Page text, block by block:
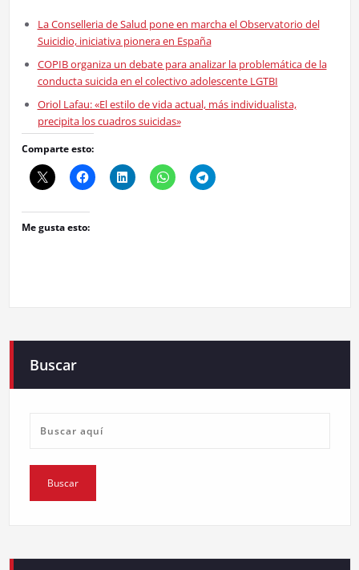
La Conselleria de Salud pone en marcha el Observatorio del
Suicidio, iniciativa pionera en España
COPIB organiza un debate para analizar la problemática de la
conducta suicida en el colectivo adolescente LGTBI
Oriol Lafau: «El estilo de vida actual, más individualista,
precipita los cuadros suicidas»
Comparte esto:
Me gusta esto:
Buscar